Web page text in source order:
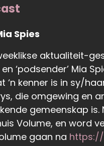
Spies
aktualiteit-
‘podsender’ Mia
‘n kenner is in sy/
die omgewing en
gemeenskap
Volume, en word
gaan na